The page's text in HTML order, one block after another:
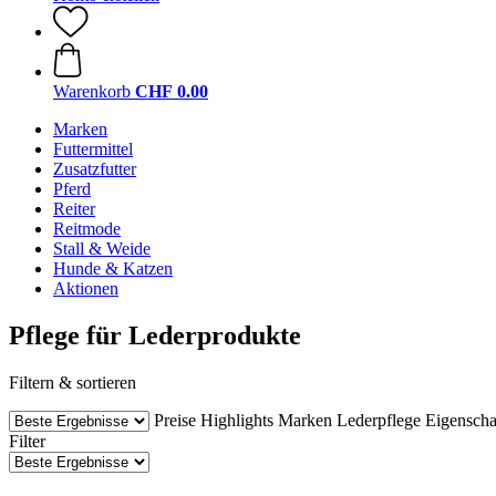
Warenkorb CHF 0.00
Marken
Futtermittel
Zusatzfutter
Pferd
Reiter
Reitmode
Stall & Weide
Hunde & Katzen
Aktionen
Pflege für Lederprodukte
Filtern & sortieren
Preise Highlights Marken Lederpflege
Filter